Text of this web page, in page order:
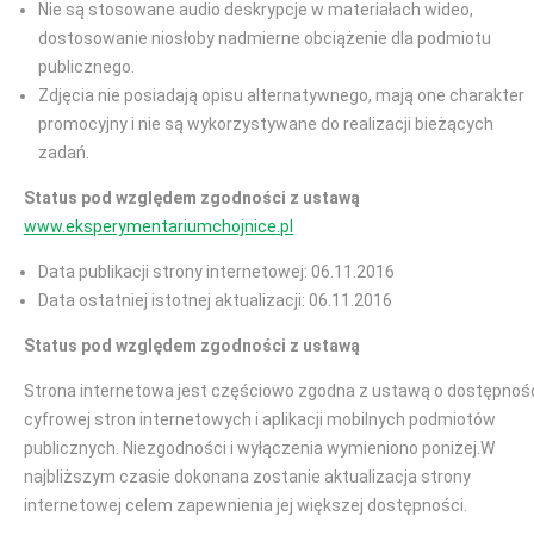
Nie są stosowane audio deskrypcje w materiałach wideo,
dostosowanie niosłoby nadmierne obciążenie dla podmiotu
publicznego.
Zdjęcia nie posiadają opisu alternatywnego, mają one charakter
promocyjny i nie są wykorzystywane do realizacji bieżących
zadań.
Status pod względem zgodności z ustawą
www.eksperymentariumchojnice.pl
Data publikacji strony internetowej: 06.11.2016
Data ostatniej istotnej aktualizacji: 06.11.2016
Status pod względem zgodności z ustawą
Strona internetowa jest częściowo zgodna z ustawą o
cyfrowej stron internetowych i aplikacji mobilnych podmiotów
publicznych. Niezgodności i wyłączenia wymieniono poniżej.W
najbliższym czasie dokonana zostanie aktualizacja strony
internetowej celem zapewnienia jej większej dostępności.